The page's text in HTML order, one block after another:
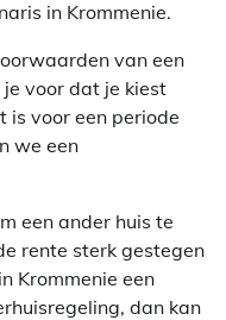
in Krommenie.
van een
voor dat je kiest
is voor een periode
we een
een ander huis te
rente sterk gestegen
Krommenie een
dan kan